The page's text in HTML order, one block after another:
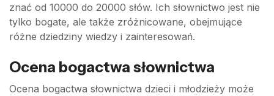
znać od 10000 do 20000 słów. Ich słownictwo jest nie
tylko bogate, ale także zróżnicowane, obejmujące
różne dziedziny wiedzy i zainteresowań.
Ocena bogactwa słownictwa
Ocena bogactwa słownictwa dzieci i młodzieży może